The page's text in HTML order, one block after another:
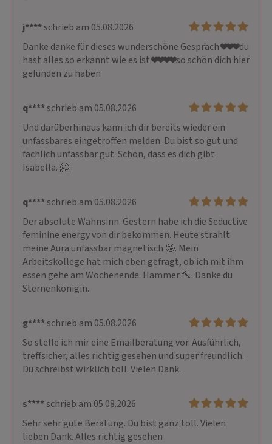
j****schrieb am 05.08.2026
Danke danke für dieses wunderschöne Gespräch ❤️❤️❤️du
hast alles so erkannt wie es ist ❤️❤️❤️❤️so schön dich hier
gefunden zu haben
q****schrieb am 05.08.2026
Und darüberhinaus kann ich dir bereits wieder ein
unfassbares eingetroffen melden. Du bist so gut und
fachlich unfassbar gut. Schön, dass es dich gibt
Isabella. 🤗
q****schrieb am 05.08.2026
Der absolute Wahnsinn. Gestern habe ich die Seductive
feminine energy von dir bekommen. Heute strahlt
meine Aura unfassbar magnetisch 🤩. Mein
Arbeitskollege hat mich eben gefragt, ob ich mit ihm
essen gehe am Wochenende. Hammer 🔨. Danke du
Sternenkönigin.
g****schrieb am 05.08.2026
So stelle ich mir eine Emailberatung vor. Ausführlich,
treffsicher, alles richtig gesehen und super freundlich.
Du schreibst wirklich toll. Vielen Dank.
s****schrieb am 05.08.2026
Sehr sehr gute Beratung. Du bist ganz toll. Vielen
lieben Dank. Alles richtig gesehen